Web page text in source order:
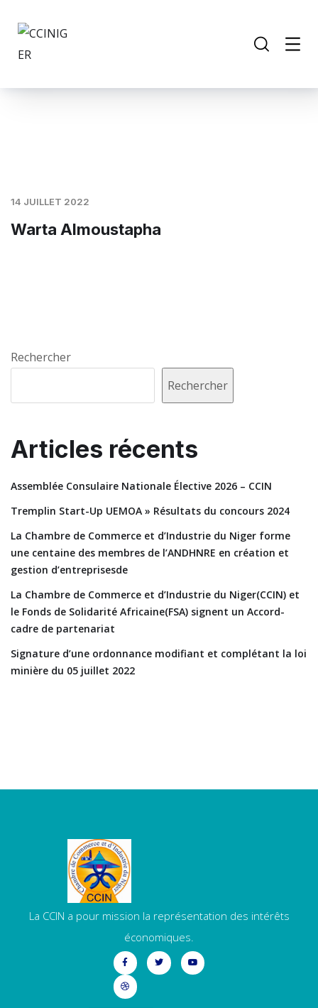
14 JUILLET 2022
Warta Almoustapha
Rechercher
Rechercher
Articles récents
Assemblée Consulaire Nationale Élective 2026 – CCIN
Tremplin Start-Up UEMOA » Résultats du concours 2024
La Chambre de Commerce et d’Industrie du Niger forme
une centaine des membres de l’ANDHNRE en création et
gestion d’entreprisesde
La Chambre de Commerce et d’Industrie du Niger(CCIN) et
le Fonds de Solidarité Africaine(FSA) signent un Accord-
cadre de partenariat
Signature d’une ordonnance modifiant et complétant la loi
minière du 05 juillet 2022
La CCIN a pour mission la représentation des intérêts
économiques.